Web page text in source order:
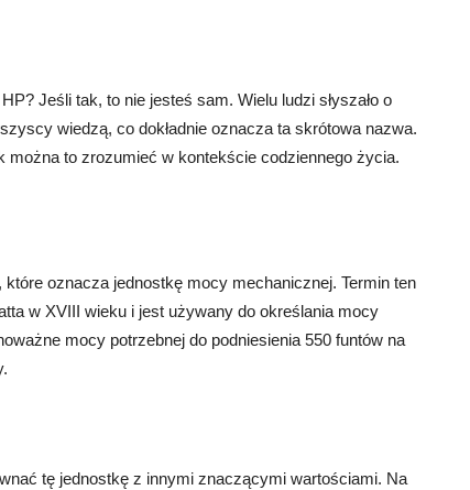
Jeśli tak, to nie jesteś sam. Wielu ludzi słyszało o
wiedzą, co dokładnie oznacza ta skrótowa nazwa.
to zrozumieć w kontekście codziennego życia.
które oznacza jednostkę mocy mechanicznej. Termin ten
w XVIII wieku i jest używany do określania mocy
mocy potrzebnej do podniesienia 550 funtów na
tę jednostkę z innymi znaczącymi wartościami. Na